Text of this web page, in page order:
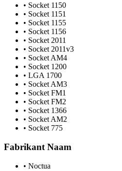
• Socket 1150
• Socket 1151
• Socket 1155
• Socket 1156
• Socket 2011
• Socket 2011v3
• Socket AM4
• Socket 1200
• LGA 1700
• Socket AM3
• Socket FM1
• Socket FM2
• Socket 1366
• Socket AM2
• Socket 775
Fabrikant Naam
• Noctua